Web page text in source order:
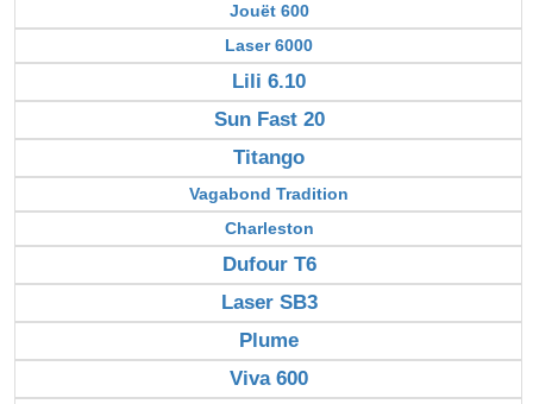
Jouët 600
Laser 6000
Lili 6.10
Sun Fast 20
Titango
Vagabond Tradition
Charleston
Dufour T6
Laser SB3
Plume
Viva 600